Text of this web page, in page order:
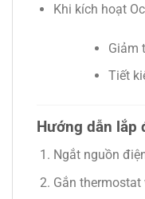
Khi kích hoạt
Giảm
Tiết
Hướng dẫn lắp
Ngắt nguồn
Gắn